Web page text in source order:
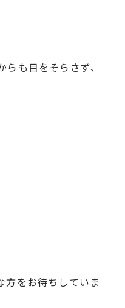
も目をそらさず、
方をお待ちしていま